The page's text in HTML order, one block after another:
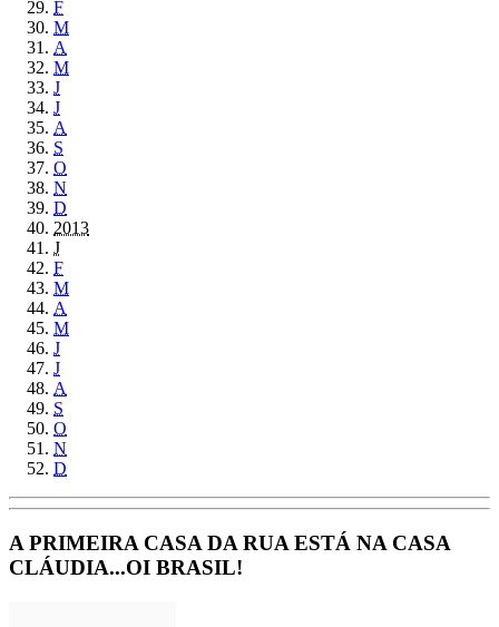
F
M
A
M
J
J
A
S
O
N
D
2013
J
F
M
A
M
J
J
A
S
O
N
D
A PRIMEIRA CASA DA RUA ESTÁ NA CASA
CLÁUDIA...OI BRASIL!